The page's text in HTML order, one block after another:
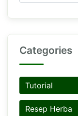
Categories
Tutorial
Resep Herba